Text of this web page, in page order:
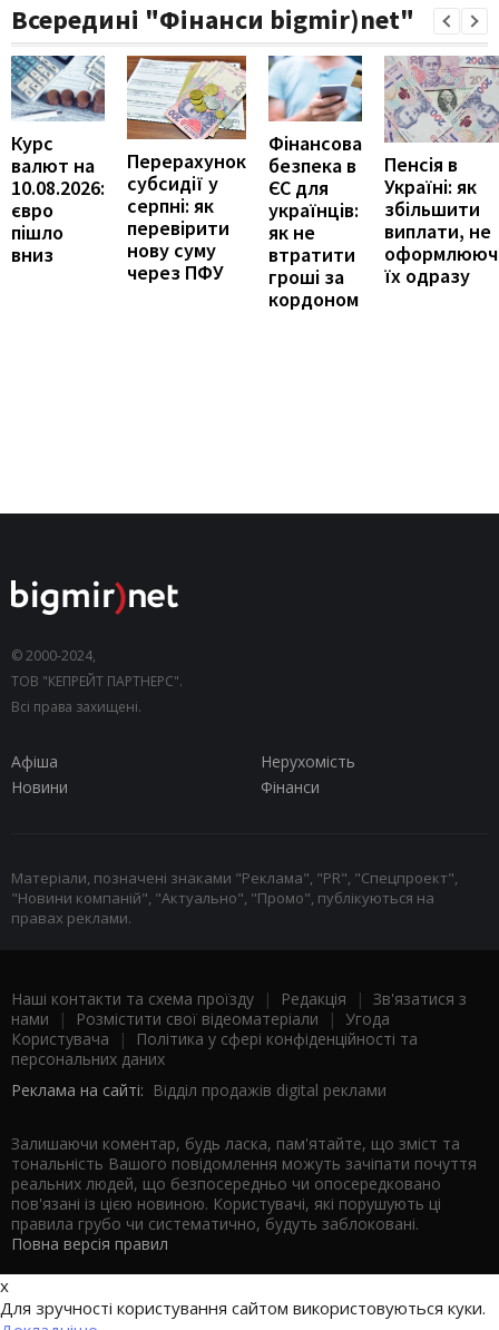
Всередині "Фінанси bigmir)net"
Курс
валют на
10.08.2026:
євро
пішло
вниз
Перерахунок
субсидії у
серпні: як
перевірити
нову суму
через ПФУ
Фінансова
безпека в
ЄС для
українців:
як не
втратити
гроші за
кордоном
Пенсія в
Україні: як
збільшити
виплати, не
їх одразу
© 2000-2024,
ТОВ "КЕПРЕЙТ ПАРТНЕРС".
Всі права захищені.
Афіша
Нерухомість
Новини
Фінанси
Матеріали, позначені знаками "Реклама", "PR", "Спецпроект",
"Новини компаній", "Актуально", "Промо", публікуються на
правах реклами.
Наші контакти та схема проїзду | Редакція | Зв'язатися з
нами | Розмістити свої відеоматеріали | Угода
Користувача |
Політика у сфері конфіденційності та
персональних даних
Реклама на сайті: Відділ продажів digital реклами
Залишаючи коментар, будь ласка, пам'ятайте, що зміст та
тональність Вашого повідомлення можуть зачіпати почуття
реальних людей, що безпосередньо чи опосередковано
пов'язані із цією новиною. Користувачі, які порушують ці
правила грубо чи систематично, будуть заблоковані.
Повна версія правил
x
Для зручності користування сайтом використовуються куки.